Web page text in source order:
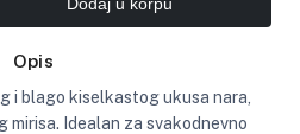
Dodaj u korpu
Opis
i blago kiselkastog ukusa nara,
mirisa. Idealan za svakodnevno